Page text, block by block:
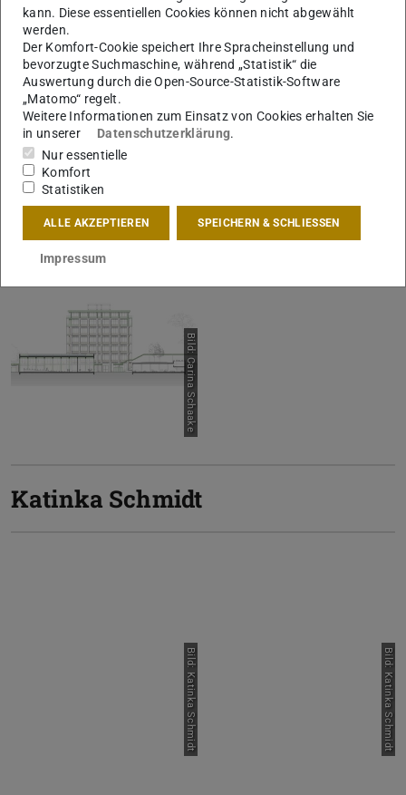
Bild: Carina Schaake
Bild: Carina Schaake
Katinka Schmidt
Bild: Katinka Schmidt
Bild: Katinka Schmidt
kann. Diese essentiellen Cookies können nicht abgewählt
werden.
Der Komfort-Cookie speichert Ihre Spracheinstellung und
bevorzugte Suchmaschine, während „Statistik“ die
Auswertung durch die Open-Source-Statistik-Software
„Matomo“ regelt.
Weitere Informationen zum Einsatz von Cookies erhalten Sie
in unserer
Datenschutzerklärung.
Nur essentielle
Komfort
Statistiken
ALLE AKZEPTIEREN SPEICHERN & SCHLIESSEN
Impressum